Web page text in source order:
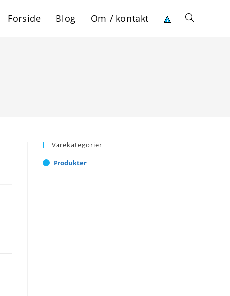
Forside Blog Om / kontakt Toggle
Varekategorier
Produkter